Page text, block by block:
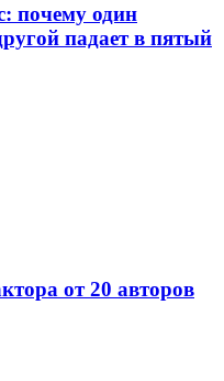
почему один
падает в пятый
от 20 авторов